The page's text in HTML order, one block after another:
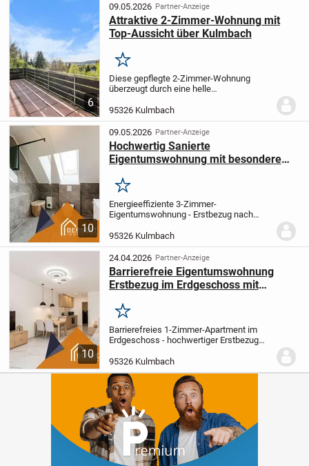
zweiten...
6
09.05.2026 Partner-Anzeige
Attraktive 2-Zimmer-Wohnung mit
Top-Aussicht über Kulmbach
Merken
Diese gepflegte 2-Zimmer-Wohnung
überzeugt durch eine helle
Raumaufteilung. Große Fenster sorgen
für viel Licht und ein angenehmes
Wohngefühl.Das Wohnzimmer bildet...
95326 Kulmbach
10
09.05.2026 Partner-Anzeige
Hochwertig Sanierte
Eigentumswohnung mit besonderem
Energieeffiziente
Merken
Energieeffiziente 3-Zimmer-
Eigentumswohnung - Erstbezug nach
RaumgefühlDiese im Jahr 2026
umfassend sanierte 3-Zimmer-Wohnung
im 2. Obergeschoss überzeugt durch
ihre...
95326 Kulmbach
10
24.04.2026 Partner-Anzeige
Barrierefreie Eigentumswohnung
Erstbezug im Erdgeschoss mit
Merken
Barrierefreies 1-Zimmer-Apartment im
Erdgeschoss - hochwertiger Erstbezug
Zimmer-Apartment im Erdgeschoss
entstand im Zuge einer umfassenden
Neustrukturieru...
95326 Kulmbach